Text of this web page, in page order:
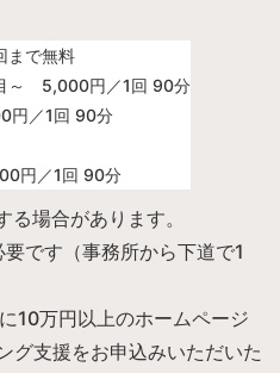
まで無料
～ 5,000円／1回 90分
円／1回 90分
円／1回 90分
場合があります。
です（事務所から下道で1
10万円以上のホームページ
グ支援をお申込みいただいた